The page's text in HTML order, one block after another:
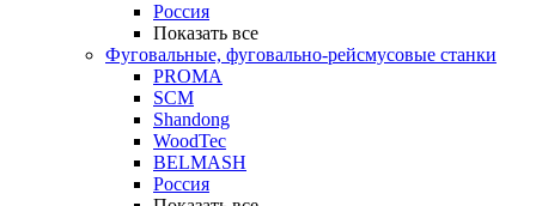
Россия
Показать все
Фуговальные, фуговально-рейсмусовые станки
PROMA
SCM
Shandong
WoodTec
BELMASH
Россия